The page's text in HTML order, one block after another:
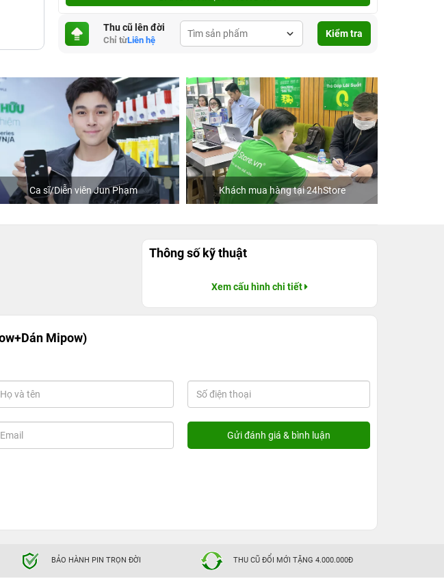
Thu cũ lên đời
Chỉ từLiên hệ
Kiểm tra
sĩ/Diễn viên Jun Phạm Khách mua hàng tại 24hStore
Thông số kỹ thuật
Xem cấu hình chi tiết
Mipow)
BẢO HÀNH PIN TRỌN ĐỜI THU CŨ ĐỔI MỚI TẶNG 4.000.000Đ